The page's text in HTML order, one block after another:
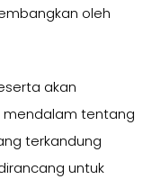
oleh
akan
tentang
terkandung
untuk